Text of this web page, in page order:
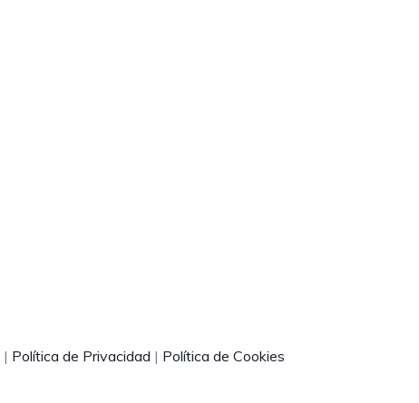
| Política de Privacidad | Política de Cookies